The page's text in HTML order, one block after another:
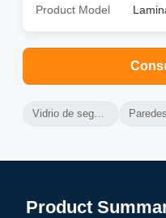
Product Model
Vidrio de seguridad laminado templado
Product